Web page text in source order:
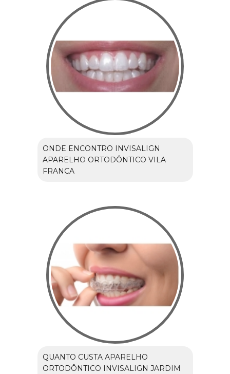
ONDE ENCONTRO INVISALIGN
APARELHO ORTODÔNTICO VILA
FRANCA
QUANTO CUSTA APARELHO
ORTODÔNTICO INVISALIGN JARDIM